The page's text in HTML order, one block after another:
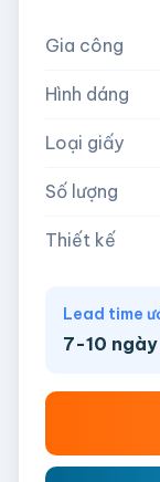
5,000
Hoặc nhập số
−
AI, PDF,
Gia công
Hình dáng
Loại giấy
Số lượng
Thiết kế
Lead time
7-10